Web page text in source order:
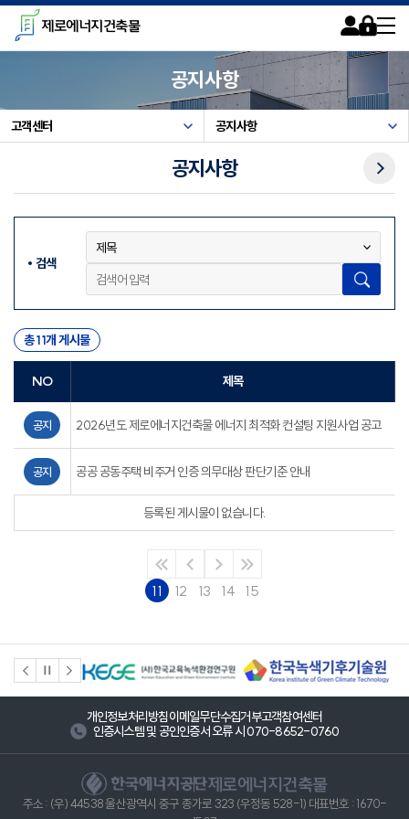
본문으로 가기
주메뉴로 가기
카피라이트로 가기
제로에너지건축물 회원가입
로그인
공지사항
고객센터 공지사항
공지사항 다음메뉴
검색
검색
총 11개 게시물
NO 제목
공지 2026년도 제로에너지건축물 에너지 최적화 컨설팅 지원사업 공고
공지 공공 공동주택 비주거 인증 의무대상 판단기준 안내
등록된 게시물이 없습니다.
11 12 13 14 15
개인정보처리방침이메일무단수집거부고객참여센터
인증시스템 및 공인인증서 오류 시 070-8652-0760
제로에너지건축물
주소 : (우) 44538 울산광역시 중구 종가로 323 (우정동 528-1) 대표번호 : 1670-